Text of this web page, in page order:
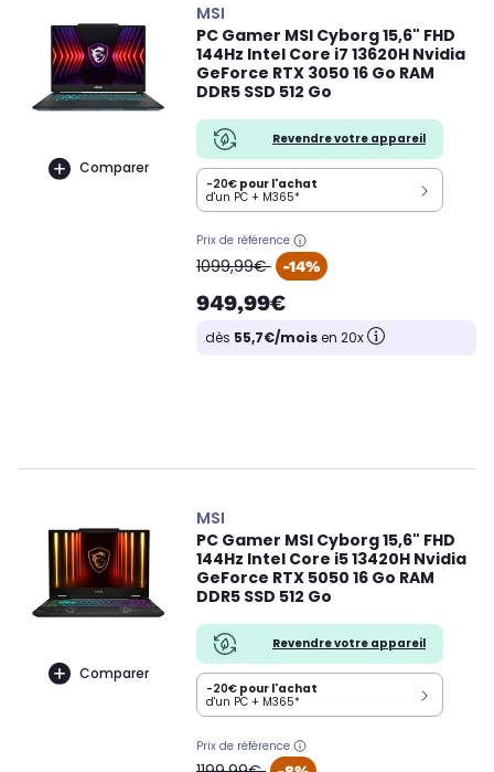
Comparer
MSI
PC Gamer MSI Cyborg 15,6" FHD
144Hz Intel Core i7 13620H Nvidia
GeForce RTX 3050 16 Go RAM
DDR5 SSD 512 Go
Revendre votre appareil
-20€ pour l'achat
d'un PC + M365*
Prix de référence
oldPrice
1099,99€ -14%
949,99€
dès 55,7€/moisen 20x
Comparer
MSI
PC Gamer MSI Cyborg 15,6" FHD
144Hz Intel Core i5 13420H Nvidia
GeForce RTX 5050 16 Go RAM
DDR5 SSD 512 Go
Revendre votre appareil
-20€ pour l'achat
d'un PC + M365*
Prix de référence
oldPrice